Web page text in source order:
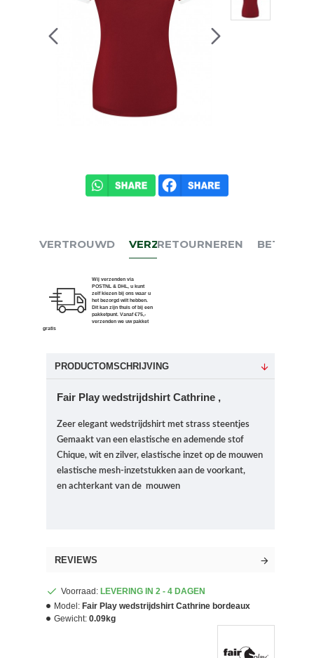
VERTROUWD VERZENDEN
Wij verzenden via
POSTNL & DHL, u kunt
zelf kiezen bij ons waar u
het bezorgd wilt hebben.
Dit kan zijn thuis of bij een
pakketpunt. Vanaf €75,-
verzenden we uw pakket
gratis
RETOURNEREN BETALEN
PRODUCTOMSCHRIJVING
Fair Play wedstrijdshirt Cathrine ,
Zeer elegant wedstrijdshirt met strass steentjes
Gemaakt van een elastische en ademende stof
Chique, wit en zilver, elastische inzet op de mouwen
elastische mesh-inzetstukken aan de voorkant,
en achterkant van de mouwen
REVIEWS
Voorraad: LEVERING IN 2 - 4 DAGEN
Model: Fair Play wedstrijdshirt Cathrine bordeaux
Gewicht: 0.09kg